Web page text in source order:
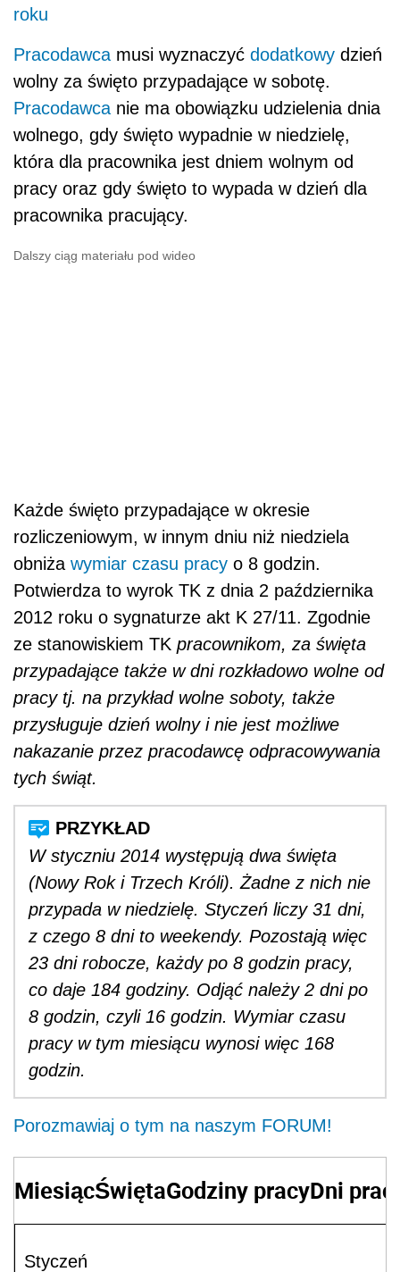
roku
Pracodawca musi wyznaczyć dodatkowy dzień
wolny za święto przypadające w sobotę.
Pracodawca nie ma obowiązku udzielenia dnia
wolnego, gdy święto wypadnie w niedzielę,
która dla pracownika jest dniem wolnym od
pracy oraz gdy święto to wypada w dzień dla
pracownika pracujący.
Dalszy ciąg materiału pod wideo
Każde święto przypadające w okresie
rozliczeniowym, w innym dniu niż niedziela
obniża wymiar czasu pracy o 8 godzin.
Potwierdza to wyrok TK z dnia 2 października
2012 roku o sygnaturze akt K 27/11. Zgodnie
ze stanowiskiem TK pracownikom, za święta
przypadające także w dni rozkładowo wolne od
pracy tj. na przykład wolne soboty, także
przysługuje dzień wolny i nie jest możliwe
nakazanie przez pracodawcę odpracowywania
tych świąt.
W styczniu 2014 występują dwa święta
(Nowy Rok i Trzech Króli). Żadne z nich nie
przypada w niedzielę. Styczeń liczy 31 dni,
z czego 8 dni to weekendy. Pozostają więc
23 dni robocze, każdy po 8 godzin pracy,
co daje 184 godziny. Odjąć należy 2 dni po
8 godzin, czyli 16 godzin. Wymiar czasu
pracy w tym miesiącu wynosi więc 168
godzin.
Porozmawiaj o tym na naszym FORUM!
MiesiącŚwiętaGodziny pracyDni
Styczeń